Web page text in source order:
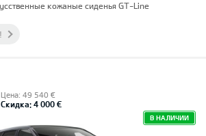
кожаные сиденья GT-Line
Цена: 49 540 €
Скидка: 4 000 €
В НАЛИЧИИ